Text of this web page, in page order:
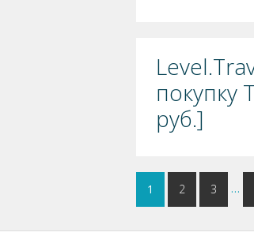
покупку
руб.]
1 2 3 …